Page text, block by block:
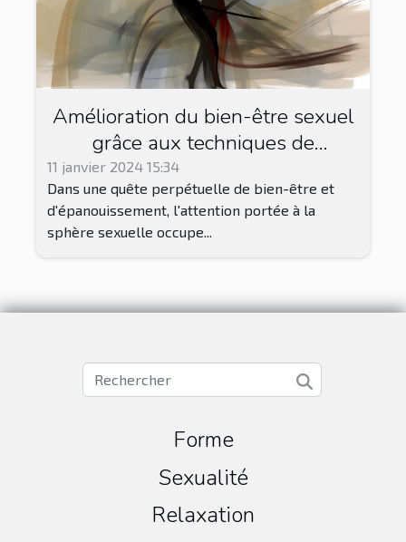
Amélioration du bien-être sexuel
grâce aux techniques de
magnétisme
11 janvier 2024 15:34
Dans une quête perpétuelle de bien-être et
d'épanouissement, l'attention portée à la
sphère sexuelle occupe...
Forme
Sexualité
Relaxation